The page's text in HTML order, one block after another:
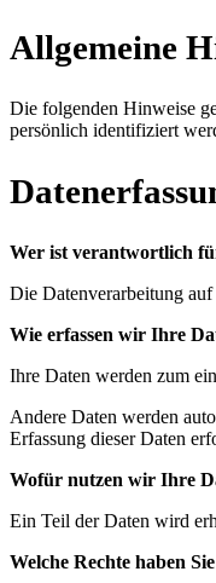
Allgemeine
Die folgenden Hinweise
persönlich identifiziert
Wer ist verantwortlich
Die Datenverarbeitung auf
Wie erfassen wir Ihre
Ihre Daten werden zum
Andere Daten werden
Erfassung dieser Daten
Wofür nutzen wir Ihre
Ein Teil der Daten wird
Welche Rechte haben